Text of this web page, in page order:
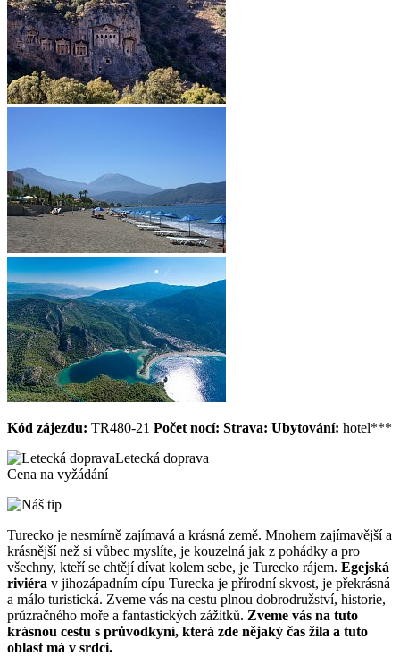
Kód zájezdu: TR480-21 Počet nocí: Strava: Ubytování: hotel***
Letecká doprava
Cena na vyžádání
Turecko je nesmírně zajímavá a krásná země. Mnohem zajímavější a
krásnější než si vůbec myslíte, je kouzelná jak z pohádky a pro
všechny, kteří se chtějí dívat kolem sebe, je Turecko rájem. Egejská
riviéra v jihozápadním cípu Turecka je přírodní skvost, je překrásná
a málo turistická. Zveme vás na cestu plnou dobrodružství, historie,
průzračného moře a fantastických zážitků. Zveme vás na tuto
krásnou cestu s průvodkyní, která zde nějaký čas žila a tuto
oblast má v srdci.